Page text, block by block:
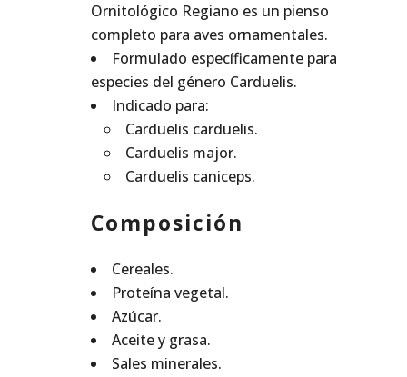
Ornitológico Regiano es un pienso
completo para aves ornamentales.
Formulado específicamente para
especies del género Carduelis.
Indicado para:
Carduelis carduelis.
Carduelis major.
Carduelis caniceps.
Composición
Cereales.
Proteína vegetal.
Azúcar.
Aceite y grasa.
Sales minerales.